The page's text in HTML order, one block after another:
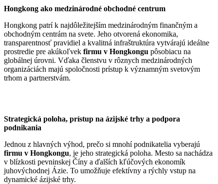
Hongkong ako medzinárodné obchodné centrum
Hongkong patrí k najdôležitejším medzinárodným finančným a
obchodným centrám na svete. Jeho otvorená ekonomika,
transparentnosť pravidiel a kvalitná infraštruktúra vytvárajú ideálne
prostredie pre akúkoľvek firmu v Hongkongu pôsobiacu na
globálnej úrovni. Vďaka členstvu v rôznych medzinárodných
organizáciách majú spoločnosti prístup k významným svetovým
trhom a partnerstvám.
Strategická poloha, prístup na ázijské trhy a podpora
podnikania
Jednou z hlavných výhod, prečo si mnohí podnikatelia vyberajú
firmu v Hongkongu, je jeho strategická poloha. Mesto sa nachádza
v blízkosti pevninskej Číny a ďalších kľúčových ekonomík
juhovýchodnej Ázie. To umožňuje efektívny a rýchly vstup na
dynamické ázijské trhy.